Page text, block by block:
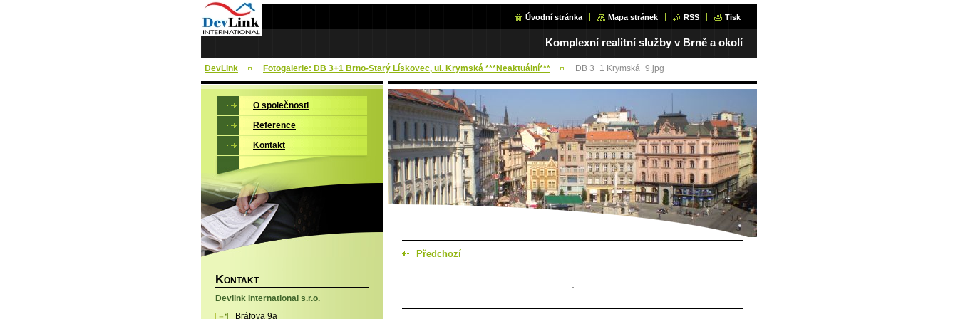
Úvodní stránka Mapa stránek RSS Tisk
Komplexní realitní služby v Brně a okolí
DevLink Fotogalerie: DB 3+1 Brno-Starý Lískovec, ul. Krymská ***Neaktuální*** DB 3+1 Krymská_9.jpg
Předchozí
O společnosti
Reference
Kontakt
KONTAKT
Devlink International s.r.o.
Bráfova 9a